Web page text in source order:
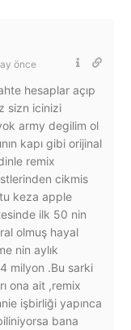
önce
hesaplar açıp
sizn icinizi
army degilim ol
kapı gibi orijinal
remix
cikmis
keza apple
ilk 50 nin
olmuş hayal
nin aylık
milyon .Bu sarki
ona ait ,remix
işbirliği yapınca
bana